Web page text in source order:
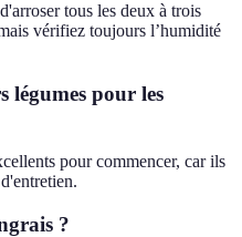
tous les deux à trois
vérifiez toujours l’humidité
légumes pour les
pour commencer, car ils
?